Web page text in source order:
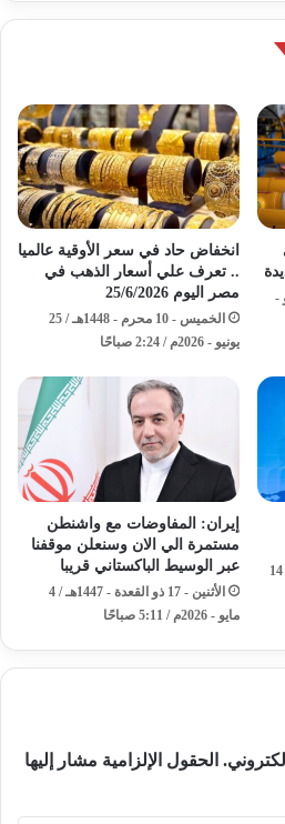
يوليو -
انخفاض حاد في سعر الأوقية عالميا
.. تعرف علي أسعار الذهب في
مصر اليوم 25/6/2026
الخميس - 10 محرم - 1448هـ / 25
يونيو - 2026م / 2:24 صباحًا
الخميس - 27 ذو القعدة - 1447هـ / 14
إيران: المفاوضات مع واشنطن
مستمرة الي الان وسنعلن موقفنا
عبر الوسيط الباكستاني قريبا
الأثنين - 17 ذو القعدة - 1447هـ / 4
مايو - 2026م / 5:11 صباحًا
الحقول الإلزامية مشار إليها